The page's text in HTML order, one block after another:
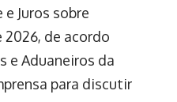
Juros sobre
2026, de acordo
e Aduaneiros da
para discutir